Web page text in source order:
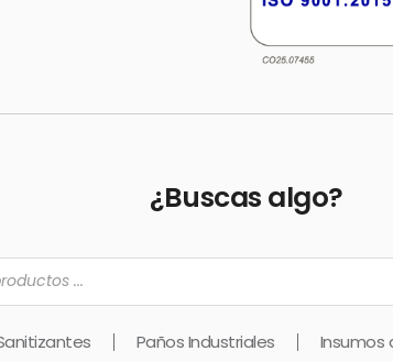
¿Buscas algo?
Paños Industriales Insumos